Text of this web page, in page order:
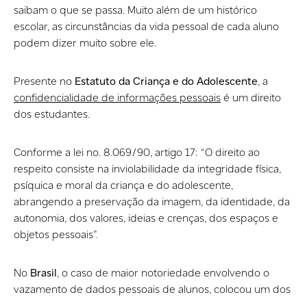
saibam o que se passa. Muito além de um histórico
escolar, as circunstâncias da vida pessoal de cada aluno
podem dizer muito sobre ele.
Presente no Estatuto da Criança e do Adolescente, a
confidencialidade de informações pessoaisé um direito
dos estudantes.
Conforme a lei no. 8.069/90, artigo 17: “O direito ao
respeito consiste na inviolabilidade da integridade física,
psíquica e moral da criança e do adolescente,
abrangendo a preservação da imagem, da identidade, da
autonomia, dos valores, ideias e crenças, dos espaços e
objetos pessoais”.
No Brasil, o caso de maior notoriedade envolvendo o
vazamento de dados pessoais de alunos, colocou um dos